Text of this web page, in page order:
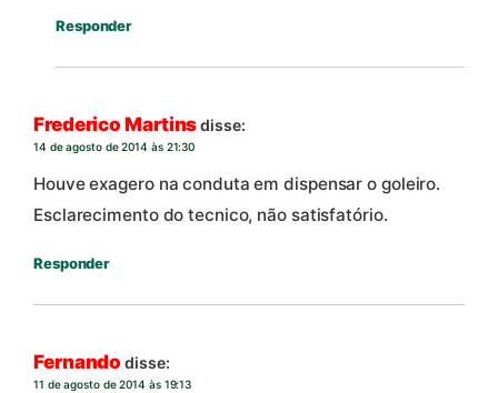
Responder
Frederico Martinsdisse:
14 de agosto de 2014 às 21:30
Houve exagero na conduta em dispensar o goleiro.
Esclarecimento do tecnico, não satisfatório.
Responder
Fernando disse:
11 de agosto de 2014 às 19:13